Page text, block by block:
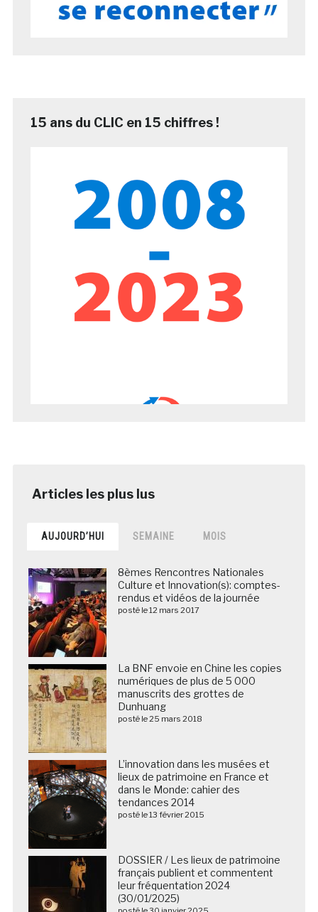
15 ans du CLIC en 15 chiffres !
AUJOURD’HUI SEMAINE MOIS
8èmes Rencontres Nationales
Culture et Innovation(s): comptes-
rendus et vidéos de la journée
posté le 12 mars 2017
La BNF envoie en Chine les copies
numériques de plus de 5 000
manuscrits des grottes de
Dunhuang
posté le 25 mars 2018
L’innovation dans les musées et
lieux de patrimoine en France et
dans le Monde: cahier des
tendances 2014
posté le 13 février 2015
DOSSIER / Les lieux de patrimoine
français publient et commentent
leur fréquentation 2024
(30/01/2025)